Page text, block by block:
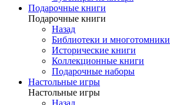
Подарочные книги
Подарочные книги
Назад
Библиотеки и многотомники
Исторические книги
Коллекционные книги
Подарочные наборы
Настольные игры
Настольные игры
Назад